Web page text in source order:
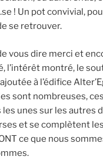
! Un pot convivial,
se retrouver.
vous dire merci et
l’intérêt montré, le
à l’édifice
sont nombreuses,
unes sur les autres
et se complètent
ce que nous